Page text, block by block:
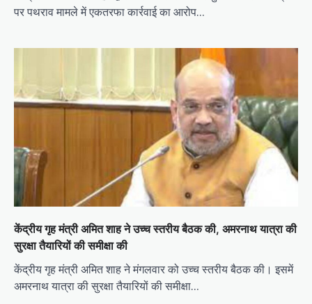
पर पथराव मामले में एकतरफा कार्रवाई का आरोप…
केंद्रीय गृह मंत्री अमित शाह ने उच्च स्तरीय बैठक की, अमरनाथ यात्रा की
सुरक्षा तैयारियों की समीक्षा की
केंद्रीय गृह मंत्री अमित शाह ने मंगलवार को उच्च स्तरीय बैठक की। इसमें
अमरनाथ यात्रा की सुरक्षा तैयारियों की समीक्षा…